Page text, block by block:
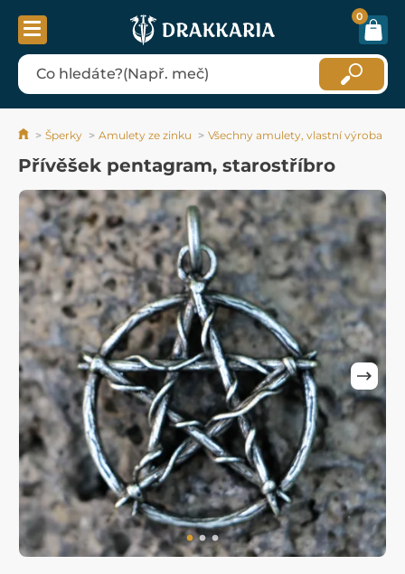
0
Šperky Amulety ze zinku Všechny amulety, vlastní výroba
Přívěšek pentagram, starostříbro